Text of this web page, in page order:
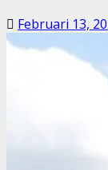
Februari 13,